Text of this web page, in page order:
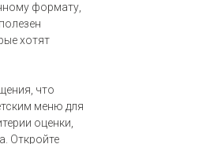
формату,
хотят
что
меню для
оценки,
Откройте